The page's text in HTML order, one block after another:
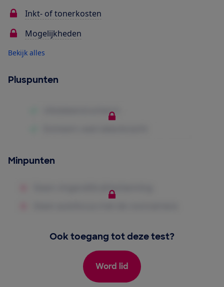
Inkt- of tonerkosten
Mogelijkheden
Bekijk alles
Pluspunten
Minpunten
Ook toegang tot deze test?
Word lid